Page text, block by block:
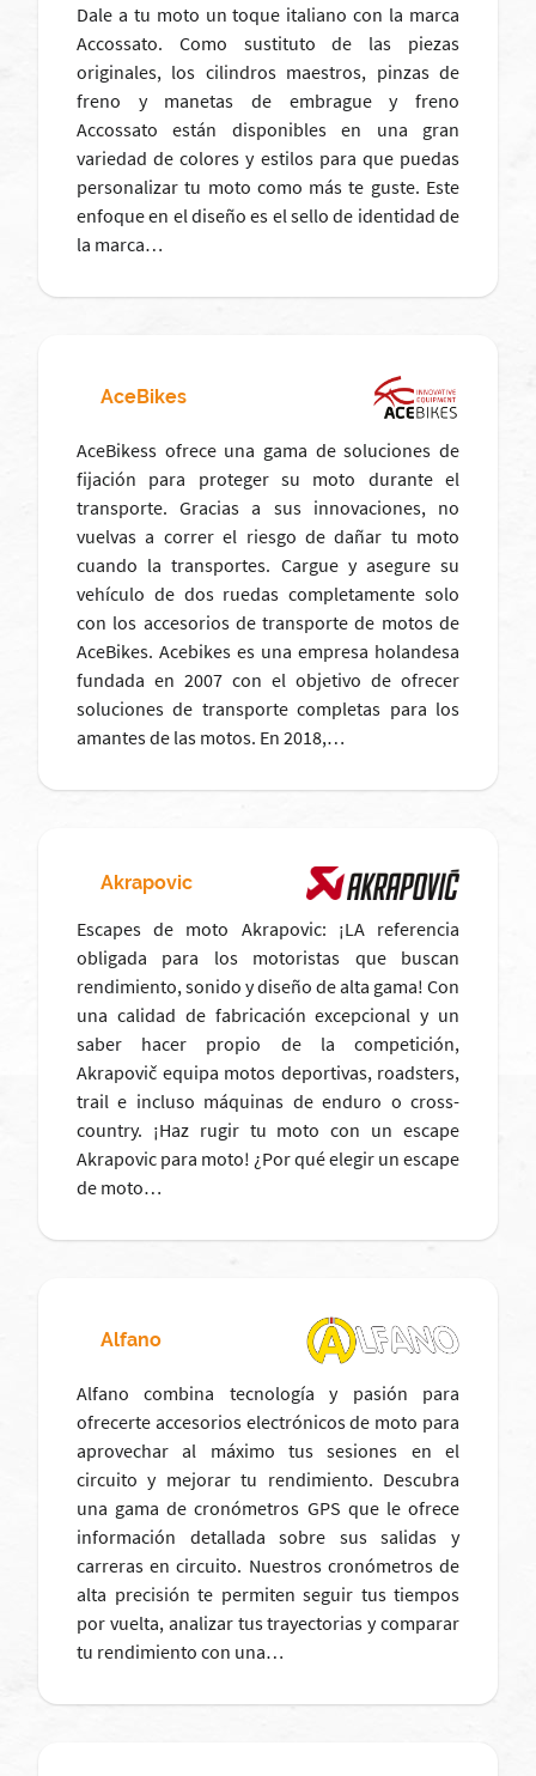
Dale a tu moto un toque italiano con la marca
Accossato. Como sustituto de las piezas
originales, los cilindros maestros, pinzas de
freno y manetas de embrague y freno
Accossato están disponibles en una gran
variedad de colores y estilos para que puedas
personalizar tu moto como más te guste. Este
enfoque en el diseño es el sello de identidad de
la marca…
AceBikes
AceBikess ofrece una gama de soluciones de
fijación para proteger su moto durante el
transporte. Gracias a sus innovaciones, no
vuelvas a correr el riesgo de dañar tu moto
cuando la transportes. Cargue y asegure su
vehículo de dos ruedas completamente solo
con los accesorios de transporte de motos de
AceBikes. Acebikes es una empresa holandesa
fundada en 2007 con el objetivo de ofrecer
soluciones de transporte completas para los
amantes de las motos. En 2018,…
Akrapovic
Escapes de moto Akrapovic: ¡LA referencia
obligada para los motoristas que buscan
rendimiento, sonido y diseño de alta gama! Con
una calidad de fabricación excepcional y un
saber hacer propio de la competición,
Akrapovič equipa motos deportivas, roadsters,
trail e incluso máquinas de enduro o cross-
country. ¡Haz rugir tu moto con un escape
Akrapovic para moto! ¿Por qué elegir un escape
de moto…
Alfano
Alfano combina tecnología y pasión para
ofrecerte accesorios electrónicos de moto para
aprovechar al máximo tus sesiones en el
circuito y mejorar tu rendimiento. Descubra
una gama de cronómetros GPS que le ofrece
información detallada sobre sus salidas y
carreras en circuito. Nuestros cronómetros de
alta precisión te permiten seguir tus tiempos
por vuelta, analizar tus trayectorias y comparar
tu rendimiento con una…